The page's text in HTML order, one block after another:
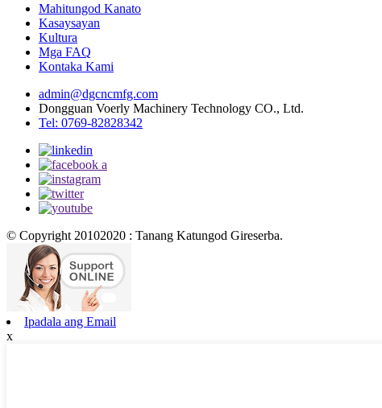
Mahitungod Kanato
Kasaysayan
Kultura
Mga FAQ
Kontaka Kami
admin@dgcncmfg.com
Dongguan Voerly Machinery Technology CO., Ltd.
Tel: 0769-82828342
© Copyright 20102020 : Tanang Katungod Gireserba.
Ipadala ang Email
x